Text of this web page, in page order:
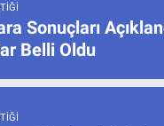
Sonuçları
Belli Oldu